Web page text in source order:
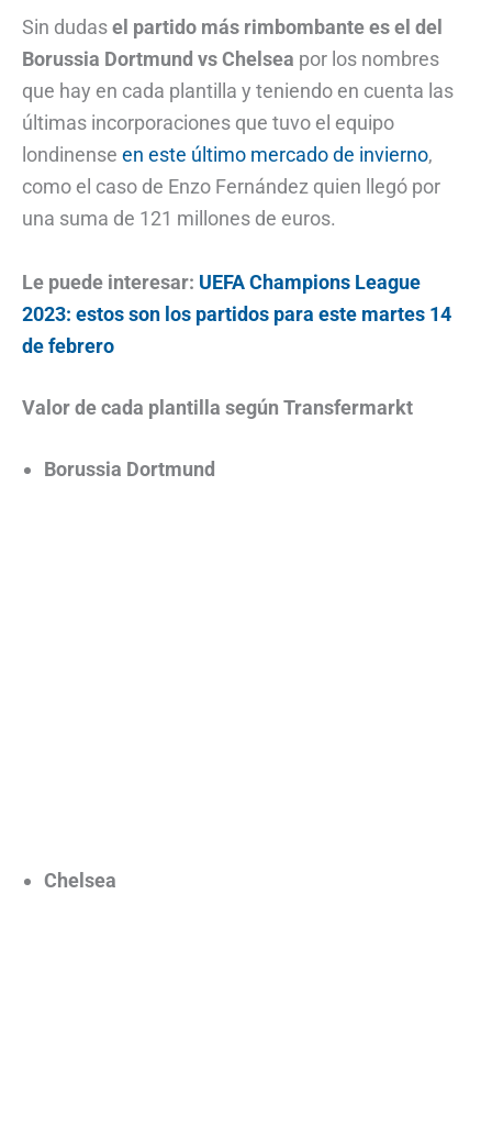
Sin dudasel partido más rimbombante es el del
Borussia Dortmund vs Chelsea por los nombres
que hay en cada plantilla y teniendo en cuenta las
últimas incorporaciones que tuvo el equipo
londinense en este último mercado de invierno,
como el caso de Enzo Fernández quien llegó por
una suma de 121 millones de euros.
Le puede interesar: UEFA Champions League
2023: estos son los partidos para este martes 14
de febrero
Valor de cada plantilla según Transfermarkt
Borussia Dortmund
Chelsea